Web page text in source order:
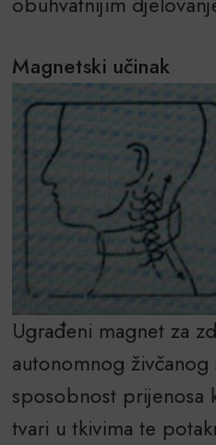
Magnetski učinak
Ugrađeni magnet za
autonomnog
sposobnost prijenosa
tvari u tkivima te